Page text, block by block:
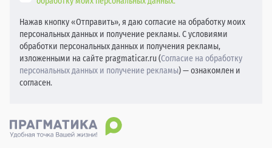
Нажав кнопку «Отправить», я даю согласие на обработку моих
персональных данных и получение рекламы. С условиями
обработки персональных данных и получения рекламы,
изложенными на сайте pragmaticar.ru (Согласие на обработку
персональных данных и получение рекламы) — ознакомлен и
согласен.